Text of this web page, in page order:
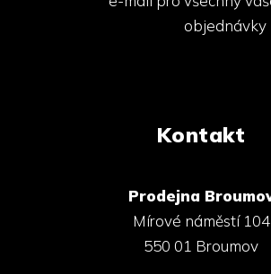
objednávky
Kontakt
Prodejna
Mírové náměstí 104
550 01 Broumov